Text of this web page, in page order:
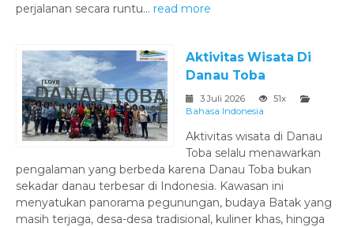
perjalanan secara runtu... read more
Aktivitas Wisata Di
Danau Toba
3 Juli 2026
51x
Bahasa Indonesia
Aktivitas wisata di Danau
Toba selalu menawarkan
pengalaman yang berbeda karena Danau Toba bukan
sekadar danau terbesar di Indonesia. Kawasan ini
menyatukan panorama pegunungan, budaya Batak yang
masih terjaga, desa-desa tradisional, kuliner khas, hingga